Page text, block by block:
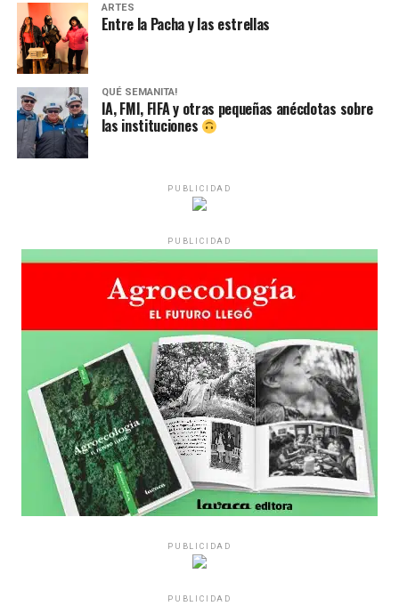
ARTES
Entre la Pacha y las estrellas
QUÉ SEMANITA!
IA, FMI, FIFA y otras pequeñas anécdotas sobre
las instituciones
PUBLICIDAD
PUBLICIDAD
PUBLICIDAD
PUBLICIDAD